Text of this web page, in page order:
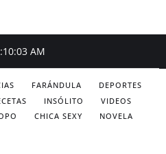
AM
FARÁNDULA
DEPORTES
INSÓLITO
VIDEOS
CHICA SEXY NOVELA